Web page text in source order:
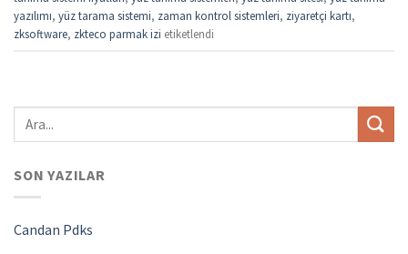
yazılımı, yüz tarama sistemi, zaman kontrol sistemleri, ziyaretçi kartı,
zksoftware, zkteco parmak izi etiketlendi
SON YAZILAR
Candan Pdks